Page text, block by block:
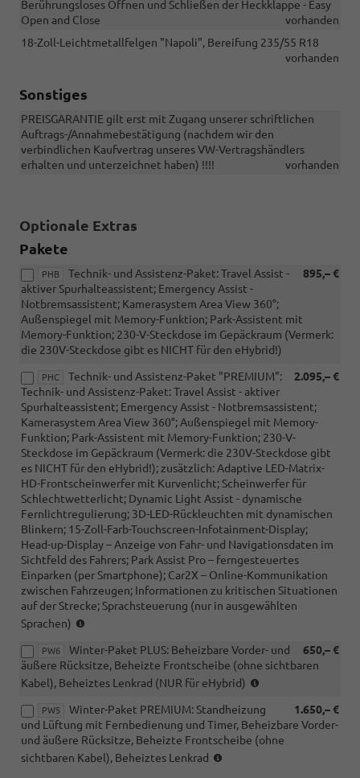
Berührungsloses Öffnen und Schließen der Heckklappe - Easy
Open and Close
vorhanden
18-Zoll-Leichtmetallfelgen "Napoli", Bereifung 235/55 R18
vorhanden
Sonstiges
PREISGARANTIE gilt erst mit Zugang unserer schriftlichen
Auftrags-/Annahmebestätigung (nachdem wir den
verbindlichen Kaufvertrag unseres VW-Vertragshändlers
erhalten und unterzeichnet haben) !!!!
vorhanden
Optionale Extras
Pakete
PHB 895,– €
Technik- und Assistenz-Paket: Travel Assist -
aktiver Spurhalteassistent; Emergency Assist -
Notbremsassistent; Kamerasystem Area View 360°;
Außenspiegel mit Memory-Funktion; Park-Assistent mit
Memory-Funktion; 230-V-Steckdose im Gepäckraum (Vermerk:
die 230V-Steckdose gibt es NICHT für den eHybrid!)
PHC 2.095,– €
Technik- und Assistenz-Paket "PREMIUM":
Technik- und Assistenz-Paket: Travel Assist - aktiver
Spurhalteassistent; Emergency Assist - Notbremsassistent;
Kamerasystem Area View 360°; Außenspiegel mit Memory-
Funktion; Park-Assistent mit Memory-Funktion; 230-V-
Steckdose im Gepäckraum (Vermerk: die 230V-Steckdose gibt
es NICHT für den eHybrid!); zusätzlich: Adaptive LED-Matrix-
HD-Frontscheinwerfer mit Kurvenlicht; Scheinwerfer für
Schlechtwetterlicht; Dynamic Light Assist - dynamische
Fernlichtregulierung; 3D-LED-Rückleuchten mit dynamischen
Blinkern; 15-Zoll-Farb-Touchscreen-Infotainment-Display;
Head-up-Display – Anzeige von Fahr- und Navigationsdaten im
Sichtfeld des Fahrers; Park Assist Pro – ferngesteuertes
Einparken (per Smartphone); Car2X – Online-Kommunikation
zwischen Fahrzeugen; Informationen zu kritischen Situationen
auf der Strecke; Sprachsteuerung (nur in ausgewählten
Sprachen)
mit
RBJ)
(nicht
2.0
TSI
195KW/265PS)
PW6 650,– €
Winter-Paket PLUS: Beheizbare Vorder- und
äußere Rücksitze, Beheizte Frontscheibe (ohne sichtbaren
Kabel), Beheiztes Lenkrad (NUR für eHybrid)
eHybrid)
PW5 1.650,– €
Winter-Paket PREMIUM: Standheizung
und Lüftung mit Fernbedienung und Timer, Beheizbare Vorder-
und äußere Rücksitze, Beheizte Frontscheibe (ohne
sichtbaren Kabel), Beheiztes Lenkrad